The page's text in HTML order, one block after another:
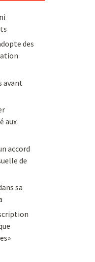
des
avant
aux
accord
de
sa